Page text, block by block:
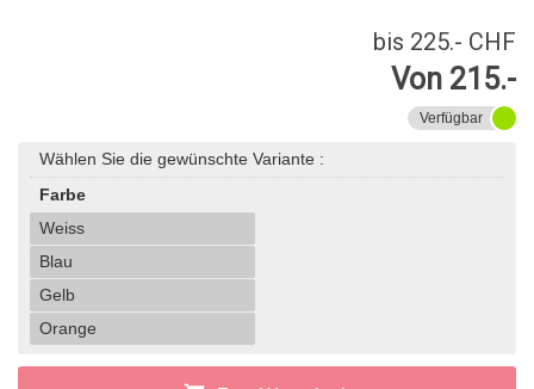
bis 225.- CHF
Von 215.-
Verfügbar
Wählen Sie die gewünschte Variante :
Farbe
Weiss
Blau
Gelb
Orange